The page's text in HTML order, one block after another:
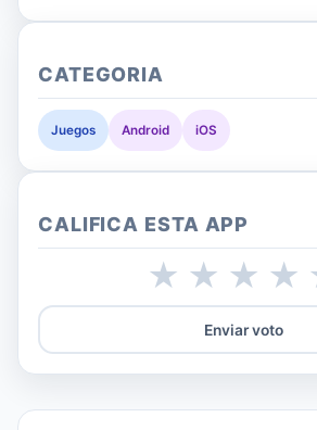
CATEGORIA
Juegos Android iOS
CALIFICA ESTA APP
★
★
★
★
Enviar voto